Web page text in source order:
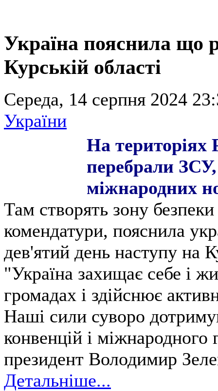
Україна пояснила що
Курській області
Середа, 14 серпня 2024
України
На територіях
перебрали
міжнародних
Там створять зону безпеки
комендатури, пояснила
дев'ятий день наступу на
"Україна захищає себе і
громадах і здійснює
Наші сили суворо
конвенцій і міжнародного
президент Володимир
Детальніше...